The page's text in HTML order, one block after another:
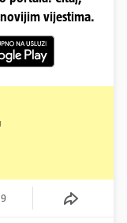
vijestima.
9